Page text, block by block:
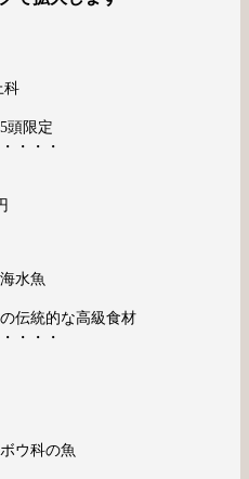
頭限定
・・・
水魚
伝統的な高級食材
・・・
ウ科の魚